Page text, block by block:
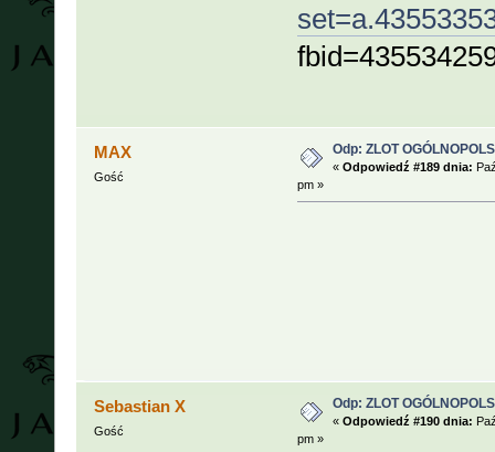
MAX
Gość
Odp: ZLOT
« Odpowiedź #189 dnia:
pm »
Sebastian X
Gość
Odp: ZLOT
« Odpowiedź #190 dnia:
pm »